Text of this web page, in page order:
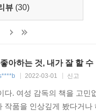
를 볼 수 있다. 친구, 가족
쓰레기통이 자기 선
다.
니라 그가 만났던 어린이
하다가, 한동안 못 간 마
싶다고 한다.
뷰 (30)
아하는 것, 내가 잘 할
2022-03-01 신고
다. 여성 감독의 책을 고
작품을 인상깊게 봤다거